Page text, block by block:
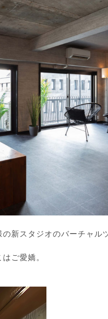
新スタジオのバーチャル
ご愛嬌。